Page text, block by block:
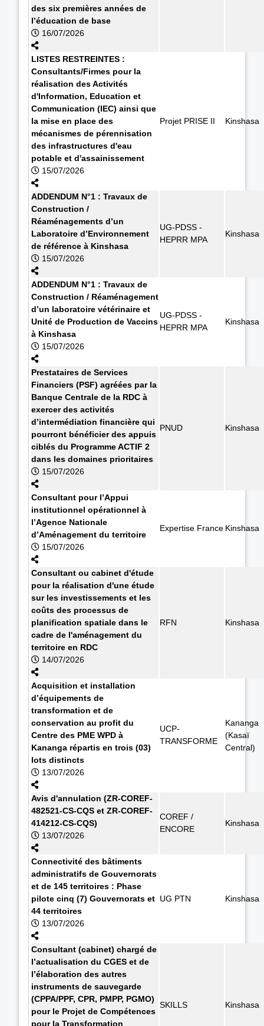
des six premières années de
l’éducation de base
16/07/2026
LISTES RESTREINTES :
Consultants/Firmes pour la
réalisation des Activités
d'Information, Education et
Communication (IEC) ainsi que
la mise en place des
mécanismes de pérennisation
des infrastructures d'eau
potable et d'assainissement
15/07/2026
Projet PRISE II Kinshasa
ADDENDUM N°1 : Travaux de
Construction /
Réaménagements d’un
Laboratoire d’Environnement
de référence à Kinshasa
15/07/2026
UG-PDSS -
HEPRR MPA
Kinshasa
ADDENDUM N°1 : Travaux de
Construction / Réaménagement
d’un laboratoire vétérinaire et
Unité de Production de Vaccins
à Kinshasa
15/07/2026
UG-PDSS -
HEPRR MPA
Kinshasa
Prestataires de Services
Financiers (PSF) agréées par la
Banque Centrale de la RDC à
exercer des activités
d’intermédiation financière qui
pourront bénéficier des appuis
ciblés du Programme ACTIF 2
dans les domaines prioritaires
15/07/2026
PNUD Kinshasa
Consultant pour l’Appui
institutionnel opérationnel à
l’Agence Nationale
d’Aménagement du territoire
15/07/2026
Expertise France Kinshasa
Consultant ou cabinet d'étude
pour la réalisation d'une étude
sur les investissements et les
coûts des processus de
planification spatiale dans le
cadre de l'aménagement du
territoire en RDC
14/07/2026
RFN Kinshasa
Acquisition et installation
d’équipements de
transformation et de
conservation au profit du
Centre des PME WPD à
Kananga répartis en trois (03)
lots distincts
13/07/2026
UCP-
TRANSFORME
Kananga
(Kasaï
Central)
Avis d'annulation (ZR-COREF-
482521-CS-CQS et ZR-COREF-
414212-CS-CQS)
13/07/2026
COREF /
ENCORE
Kinshasa
Connectivité des bâtiments
administratifs de Gouvernorats
et de 145 territoires : Phase
pilote cinq (7) Gouvernorats et
44 territoires
13/07/2026
UG PTN Kinshasa
Consultant (cabinet) chargé de
l’actualisation du CGES et de
l’élaboration des autres
instruments de sauvegarde
(CPPA/PPF, CPR, PMPP, PGMO)
pour le Projet de Compétences
pour la Transformation
SKILLS Kinshasa